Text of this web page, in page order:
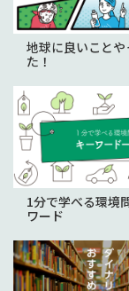
地球に良いことや
た！
1分で学べる環境
ワード